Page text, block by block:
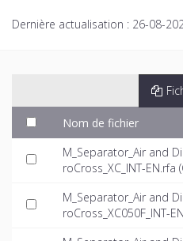
Dernière actualisation : 26-08-
Nom de fichier
M_Separator_Air and
roCross_XC_INT-EN.rfa (
M_Separator_Air and
roCross_XC050F_INT-